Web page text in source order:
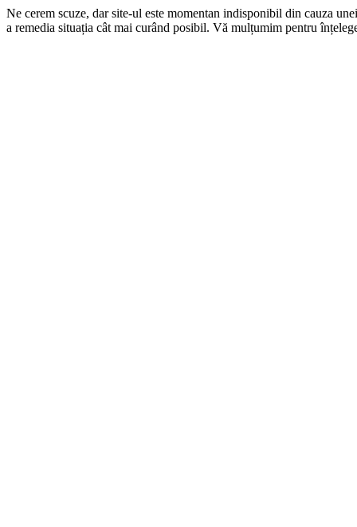
Ne cerem scuze, dar site-ul este momentan indisponibil din cauza
a remedia situația cât mai curând posibil. Vă mulțumim pentru